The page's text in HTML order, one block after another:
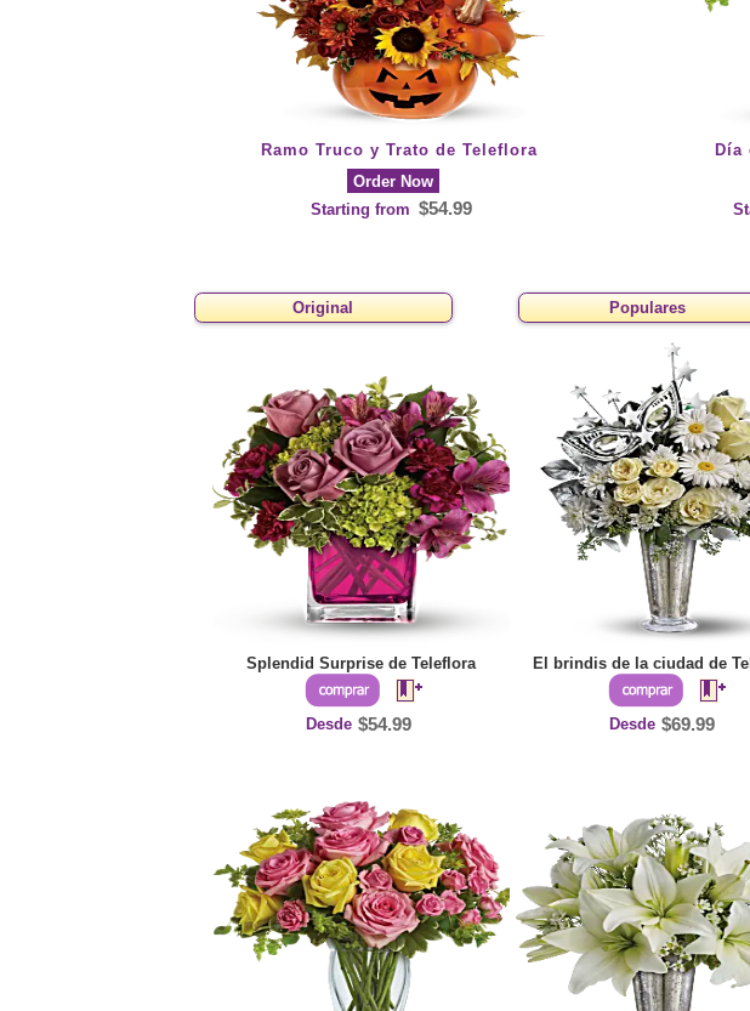
Ramo Truco y Trato de Teleflora
Order Now
Starting from $54.99
Día
Original Populares
Splendid Surprise de Teleflora
Desde $54.99
El brindis de la ciudad de
Desde $69.99